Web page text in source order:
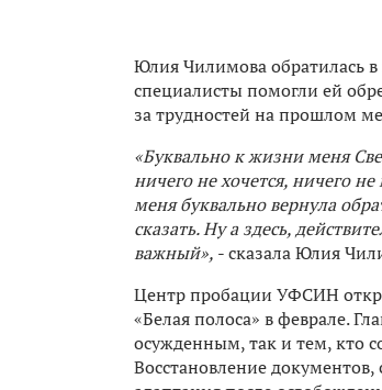
Юлия Чилимова обратилась
специалисты помогли ей
за трудностей на прошлом
«Буквально к жизни меня
ничего не хочется, ничего
меня буквально вернула
сказать. Ну а здесь,
важный», - сказала Юлия
Центр пробации УФСИН
«Белая полоса» в феврале.
осужденным, так и тем, кто
Восстановление документов,